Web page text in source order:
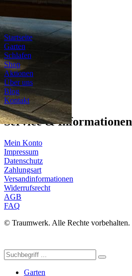
Navigation
Startseite
Garten
Schlafen
Shop
Aktionen
Über uns
Blog
Kontakt
Service & Informationen
Mein Konto
Impressum
Datenschutz
Zahlungsart
Versandinformationen
Widerrufsrecht
AGB
FAQ
© Traumwerk. Alle Rechte vorbehalten.
Garten